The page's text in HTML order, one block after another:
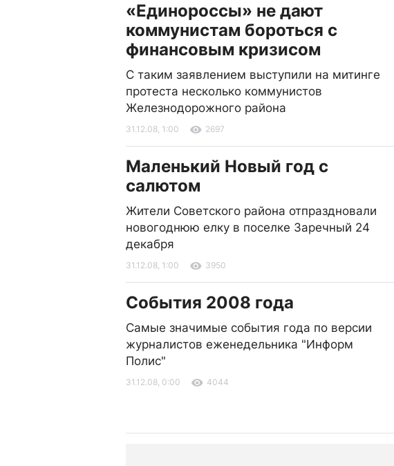
«Единороссы» не дают
коммунистам бороться с
финансовым кризисом
С таким заявлением выступили на митинге
протеста несколько коммунистов
Железнодорожного района
31.12.08, 1:00 2697
Маленький Новый год с
салютом
Жители Советского района отпраздновали
новогоднюю елку в поселке Заречный 24
декабря
31.12.08, 1:00 3950
События 2008 года
Самые значимые события года по версии
журналистов еженедельника "Информ
Полис"
31.12.08, 0:00 4044